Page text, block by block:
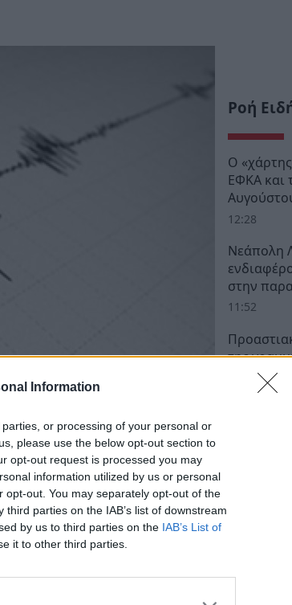
Information
or processing of your personal or
please use the below opt-out section to
opt-out request is processed you may
information utilized by us or personal
out. You may separately opt-out of the
parties on the IAB’s list of downstream
by us to third parties on the IAB’s List of
it to other third parties.
στη Google
Ροή
Ο
ΕΦΚΑ και
12:28
Νεάπολη
στην
11:52
της
νέοι
Έξι
Σχέδια
Δείτε